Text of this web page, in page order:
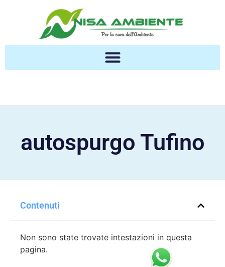
autospurgo Tufino
Contenuti
Non sono state trovate intestazioni in questa
pagina.